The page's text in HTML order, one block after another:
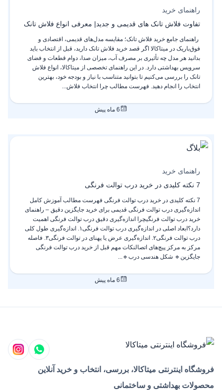
راهنمای خرید
تفاوت فلاش تانک های قدیمی و جدید| معرفی انواع فلاش تانک
راهنمای جامع خرید فلاش تانک؛ مقایسه مدل‌های قدیمی، اقتصادی و
فوق‌باریک در میتاکالا اگر قصد خرید فلاش تانک دارید، قبل از انتخاب باید
بدانید هر مدل چه تأثیری بر مصرف آب، میزان صدا، دوام قطعات و فضای
سرویس بهداشتی دارد. در این راهنمای تخصصی از میتاکالا، انواع فلاش
تانک را بررسی می‌کنیم تا بتوانید متناسب با نیاز و بودجه خود، بهترین
انتخاب را انجام دهید. فهرست مطالب چرا انتخاب فلاش...
6 ماه پیش
راهنمای خرید
7 نکته کلیدی در خرید درب توالت فرنگی
7 نکته کلیدی در خرید درب توالت فرنگی فهرست مطالب آموزش کامل
اندازه‌گیری درب توالت فرنگی قدیمی برای خرید جایگزین دقیق – راهنمای
خرید درب توالت فرنگیچرا اندازه‌گیری دقیق درب توالت فرنگی اهمیت
دارد؟ابعاد اصلی در اندازه‌گیری درب توالت فرنگی۱. اندازه‌گیری طول کلی
درب توالت فرنگی۲. اندازه‌گیری عرض یا پهنای در توالت فرنگی۳. فاصله
مرکز به مرکز پیچ‌های اتصالنکات مهم قبل از خرید درب توالت فرنگی
جایگزین🔹 شکل هندسی درب🔹...
6 ماه پیش
فروشگاه اینترنتی میتاکالا، بررسی، انتخاب و خرید آنلاین
محصولات بهداشتی و ساختمانی